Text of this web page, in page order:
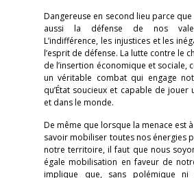
Dangereuse en second lieu parce
aussi la défense de nos
L’indifférence, les injustices et les
l’esprit de défense. La lutte contre le
de l’insertion économique et sociale,
un véritable combat qui engage
qu’État soucieux et capable de jouer
et dans le monde.
De même que lorsque la menace est
savoir mobiliser toutes nos énergies
notre territoire, il faut que nous
égale mobilisation en faveur de
implique que, sans polémique